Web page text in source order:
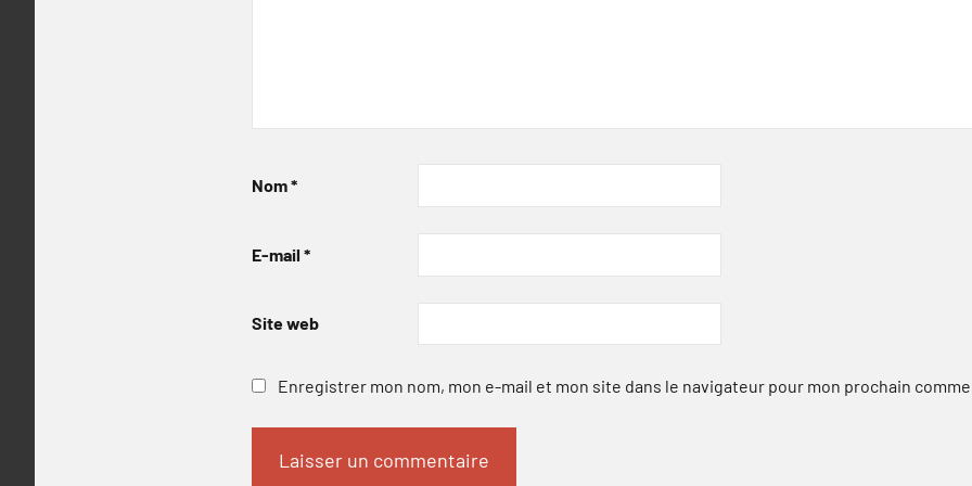
Nom*
E-mail *
Site web
Enregistrer mon nom, mon e-mail et mon site dans le navigateur pour mon prochain